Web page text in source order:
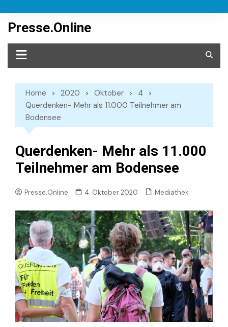
content
Presse.Online
Home 2020 Oktober
4
Querdenken- Mehr als 11.000 Teilnehmer am
Bodensee
Querdenken- Mehr als 11.000
Teilnehmer am Bodensee
Presse.Online 4. Oktober 2020 Mediathek